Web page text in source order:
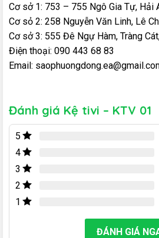
Cơ sở 1: 753 – 755 Ngô Gia Tự, Hải
Cơ sỏ 2: 258 Nguyễn Văn Linh, Lê
Cơ sở 3: 555 Đê Ngự Hàm, Tràng
Điện thoại: 090 443 68 83
Email:
Đánh giá Kệ tivi – KTV 01
5
4
3
2
1
ĐÁNH GIÁ